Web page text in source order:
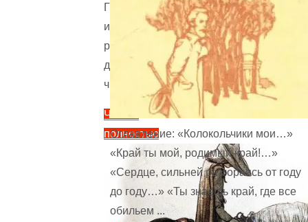
Гвоздь
из
родного
дома
читать
Читать
полностью
"Гвоздь
из
родного
дома
Оглавление: «Колокольчики мои…»
«Край ты мой, родимый край!…»
«Сердце, сильней разгораясь от году
до году…» «Ты знаешь край, где все
обильем ...